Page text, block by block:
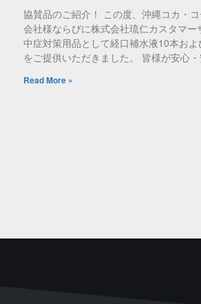
協賛品のご紹介！ この度、沖縄コカ・
会社様ならびに株式会社琉仁カスタマ
中症対策用品として経口補水液10本お
をご提供いただきました。 皆様が安心
Read More »